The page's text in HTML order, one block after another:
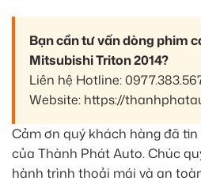
Bạn cần tư vấn dòng phim
Mitsubishi Triton 2014?
Liên hệ Hotline:
Website: https://
Cảm ơn quý khách hàng đã
của Thành Phát Auto. Chúc
hành trình thoải mái và an